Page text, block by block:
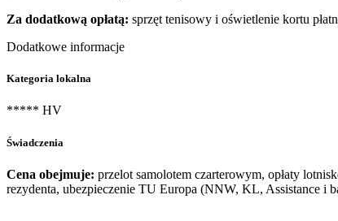
Za dodatkową opłatą: sprzęt tenisowy i oświetlenie kortu
Dodatkowe informacje
Kategoria lokalna
***** HV
Świadczenia
Cena obejmuje: przelot samolotem czarterowym, opłaty
rezydenta, ubezpieczenie TU Europa (NNW, KL, Assistance i